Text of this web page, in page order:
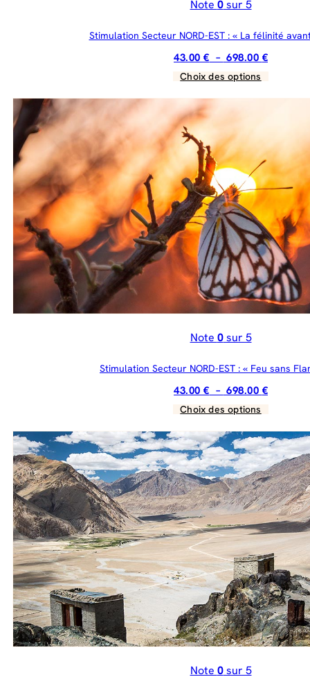
Note 0sur 5
Stimulation Secteur NORD-EST : « La félinité
43.00 € – 698.00 €Plage
43.00 €
Choix des options
Ce
produit
a
variations.
Les
options
peuvent
être
choisies
sur
la
page
du
produit
Note 0sur 5
Stimulation Secteur NORD-EST : « Feu sans
43.00 € – 698.00 €Plage
43.00 €
à
698.00 €
Choix des options
Ce
produit
a
plusieurs
variations.
Les
options
peuvent
être
choisies
sur
la
page
du
produit
Note 0sur 5